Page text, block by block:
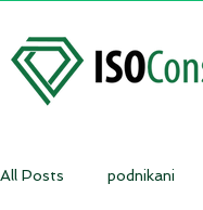
All Posts podnikani